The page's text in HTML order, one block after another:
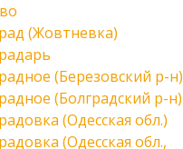
(Жовтневка)
(Березовский р-н)
(Болградский р-н)
(Одесская обл.)
(Одесская обл.,